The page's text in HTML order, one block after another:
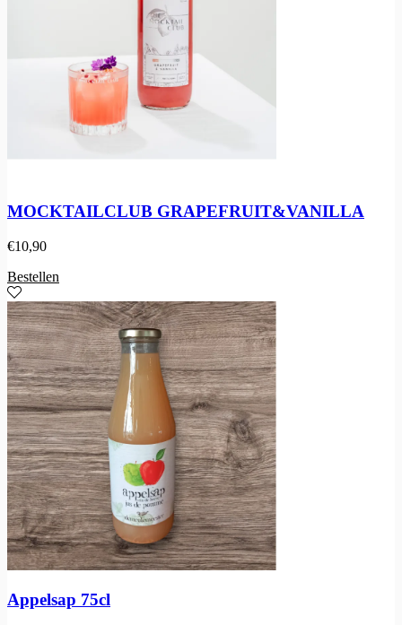
MOCKTAILCLUB GRAPEFRUIT&VANILLA
€10,90
Bestellen
Appelsap 75cl